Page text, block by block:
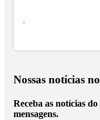
.
Nossas notícias
Receba as notícias
mensagens.